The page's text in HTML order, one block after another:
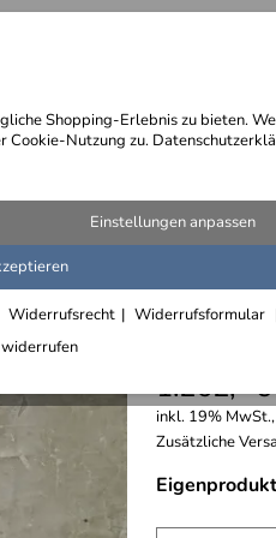
Shopping-Erlebnis zu bieten.
Cookie-Nutzung zu.
Einstellungen anpassen
Widerrufsrecht
Widerrufsformular
@
Riesen
1.262,-
inkl. 19%
Zusätzliche